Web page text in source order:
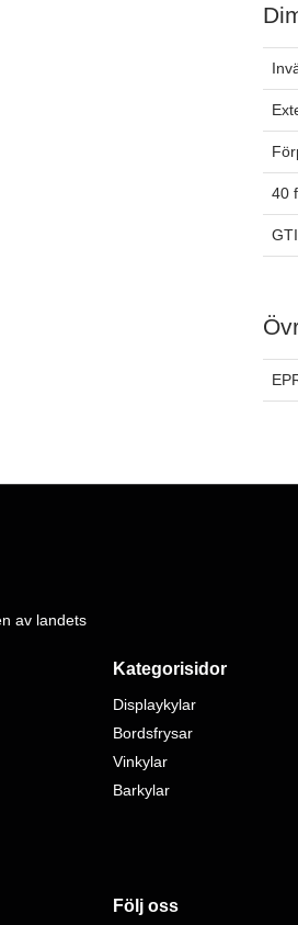
40
av landets
Kategorisidor
Displaykylar
Bordsfrysar
Vinkylar
Barkylar
Följ oss